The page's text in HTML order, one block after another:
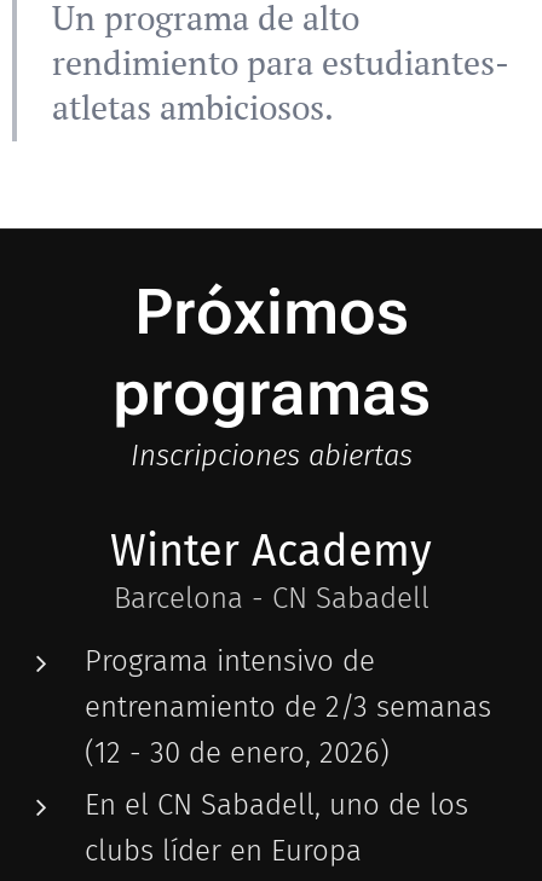
Un programa de alto
rendimiento para estudiantes-
atletas ambiciosos.
Próximos
programas
Inscripciones abiertas
Winter Academy
Barcelona - CN Sabadell
Programa intensivo de
entrenamiento de 2/3 semanas
(12 - 30 de enero, 2026)
En el CN Sabadell, uno de los
clubs líder en Europa